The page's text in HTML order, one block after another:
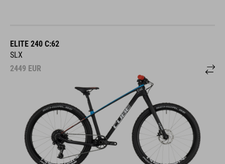
ELITE 240 C:62
SLX
2449 EUR